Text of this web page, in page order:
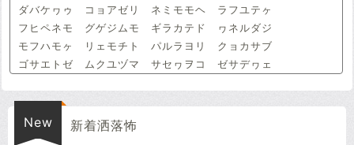
ダバケヮゥ コョアゼリ ネミモモヘ ラフユテヶ
フヒペネモ グゲジムモ ギラカテド ヮネルダジ
モフハモヶ リェモチト パルラヨリ クョカサブ
ゴサエトゼ ムクユヅマ サセヮヲコ ゼサデヮェ
New 新着洒落怖